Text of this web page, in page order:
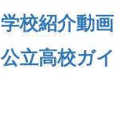
学校紹介動画
公立高校ガイ